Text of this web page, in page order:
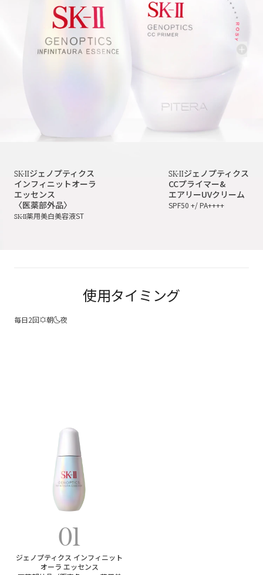
SK-IIジェノプティクス
インフィニットオーラ
エッセンス
〈医薬部外品〉
SK-II薬用美白美容液ST
SK-IIジェノプティクス
CCプライマー&
エアリーUVクリーム
SPF50 +/ PA++++
使用タイミング
毎日2回 朝 夜
01
ジェノプティクス インフィニット
オーラ エッセンス